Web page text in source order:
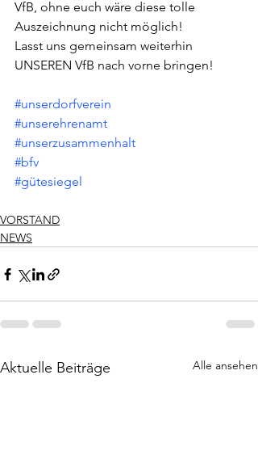
VfB, ohne euch wäre diese tolle
Auszeichnung nicht möglich!
Lasst uns gemeinsam weiterhin
UNSEREN VfB nach vorne bringen!
#unserdorfverein
#unserehrenamt
#unserzusammenhalt
#bfv
#gütesiegel
VORSTAND
NEWS
Aktuelle Beiträge Alle ansehen